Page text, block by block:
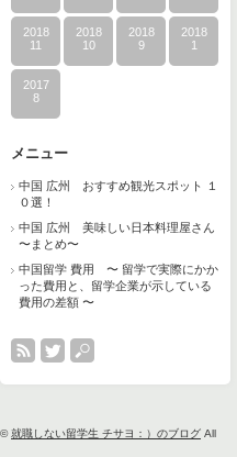
2018
11
2018
10
2018
9
2018
1
2017
8
メニュー
中国 広州 おすすめ観光スポット １
０選！
中国 広州 美味しい日本料理屋さん
〜まとめ〜
中国留学 費用 〜 留学で実際にかか
った費用と、留学企業が示している
費用の差額 〜
©就職しない留学生 チサヨ：）のブログ All